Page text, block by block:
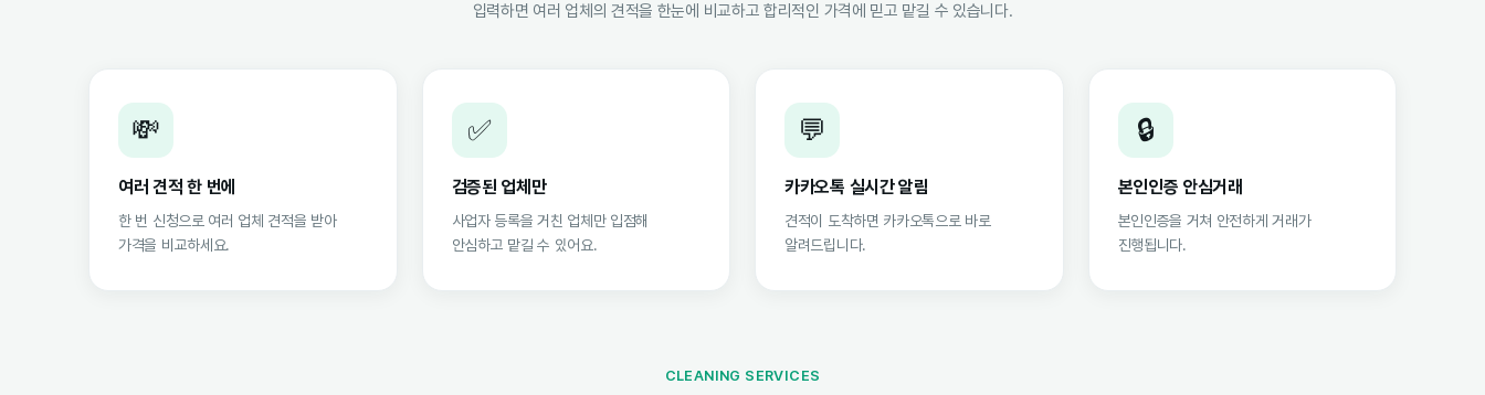
입력하면 여러 업체의 견적을 한눈에 비교하고 합리적인 가격에 믿고 맡길 수 있습니다.
💸
여러 견적 한 번에
한 번 신청으로 여러 업체 견적을 받아
가격을 비교하세요.
✅
검증된 업체만
사업자 등록을 거친 업체만 입점해
안심하고 맡길 수 있어요.
💬
카카오톡 실시간 알림
견적이 도착하면 카카오톡으로 바로
알려드립니다.
🔒
본인인증 안심거래
본인인증을 거쳐 안전하게 거래가
진행됩니다.
CLEANING SERVICES